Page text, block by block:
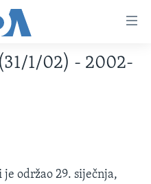
1/02) - 2002-
održao 29. siječnja,